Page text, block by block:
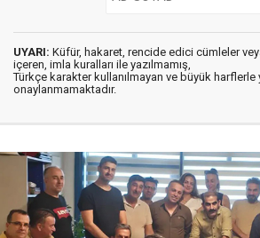
UYARI: Küfür, hakaret, rencide edici cümleler
içeren, imla kuralları ile yazılmamış,
Türkçe karakter kullanılmayan ve büyük harflerle
onaylanmamaktadır.